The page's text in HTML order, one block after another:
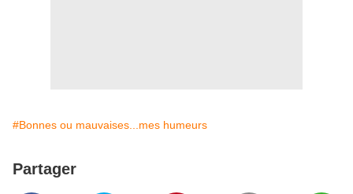
#Bonnes ou mauvaises...mes humeurs
Partager